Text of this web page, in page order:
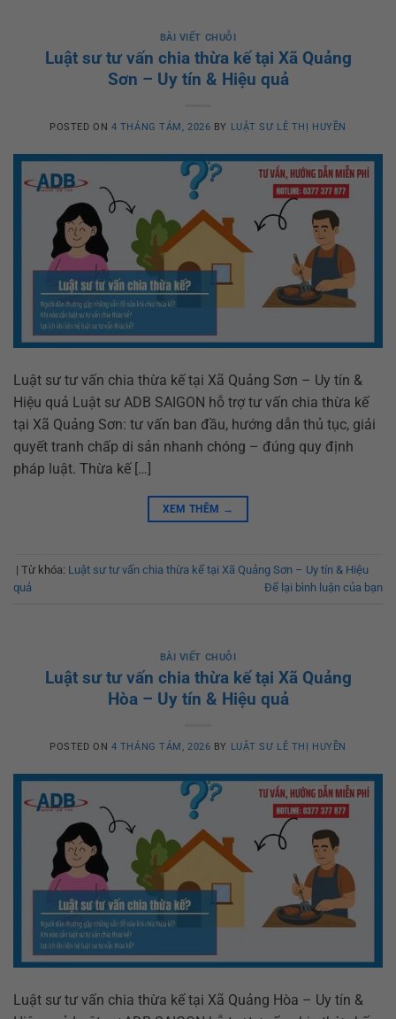
BÀI VIẾT CHUỖI
Luật sư tư vấn chia thừa kế tại Xã Quảng
Sơn – Uy tín & Hiệu quả
POSTED ON 4 THÁNG TÁM, 2026 BY LUẬT SƯ LÊ THỊ HUYỀN
Luật sư tư vấn chia thừa kế tại Xã Quảng Sơn – Uy tín &
Hiệu quả Luật sư ADB SAIGON hỗ trợ tư vấn chia thừa kế
tại Xã Quảng Sơn: tư vấn ban đầu, hướng dẫn thủ tục, giải
quyết tranh chấp di sản nhanh chóng – đúng quy định
pháp luật. Thừa kế […]
XEM THÊM →
| Từ khóa: Luật sư tư vấn chia thừa kế tại Xã Quảng Sơn – Uy tín & Hiệu
quả
Để lại bình luận của bạn
BÀI VIẾT CHUỖI
Luật sư tư vấn chia thừa kế tại Xã Quảng
Hòa – Uy tín & Hiệu quả
POSTED ON 4 THÁNG TÁM, 2026 BY LUẬT SƯ LÊ THỊ HUYỀN
Luật sư tư vấn chia thừa kế tại Xã Quảng Hòa – Uy tín &